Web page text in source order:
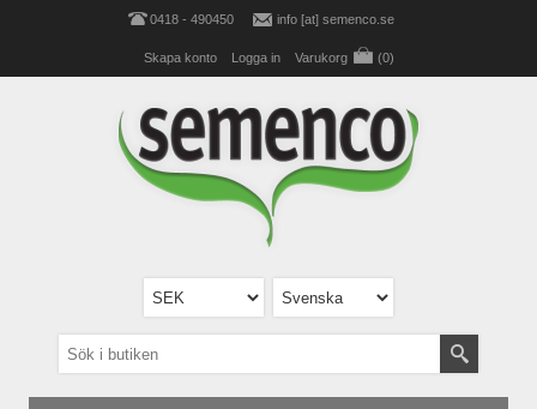
0418 - 490450 info [at] semenco.se
Skapa konto Logga in Varukorg (0)